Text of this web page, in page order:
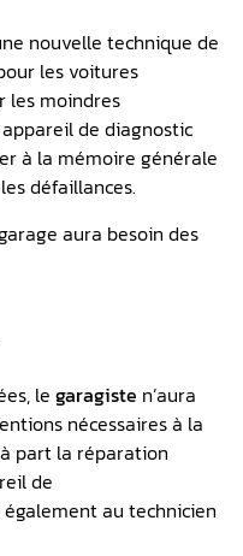
nouvelle technique de
les voitures
les moindres
de diagnostic
à la mémoire générale
défaillances.
aura besoin des
le garagiste n’aura
nécessaires à la
part la réparation
de
au technicien